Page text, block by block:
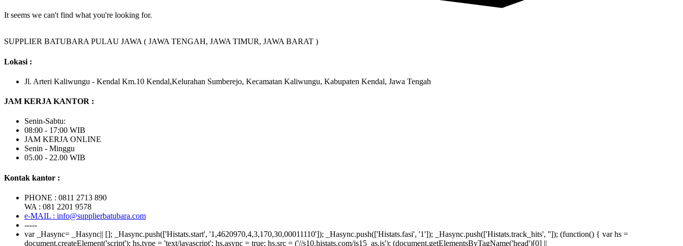
It seems we can't find what you're looking for.
SUPPLIER BATUBARA PULAU JAWA ( JAWA TENGAH, JAWA TIMUR, JAWA BARAT )
Lokasi :
Jl. Arteri Kaliwungu - Kendal Km.10 Kendal,Kelurahan Sumberejo, Kecamatan Kaliwungu, Kabupaten Kendal, Jawa Tengah
JAM KERJA KANTOR :
Senin-Sabtu:
08:00 - 17:00 WIB
JAM KERJA ONLINE
Senin - Minggu
05.00 - 22.00 WIB
Kontak kantor :
PHONE : 0811 2713 890
WA : 081 2201 9578
e-MAIL : info@supplierbatubara.com
-----
var _Hasync= _Hasync|| []; _Hasync.push(['Histats.start', '1,4620970,4,3,170,30,00011110']); _Hasync.push(['Histats.fasi', '1']); _Hasync.push(['Histats.track_hits', '']); (function() { var hs =
document.createElement('script'); hs.type = 'text/javascript'; hs.async = true; hs.src = ('//s10.histats.com/js15_as.js'); (document.getElementsByTagName('head')[0] ||